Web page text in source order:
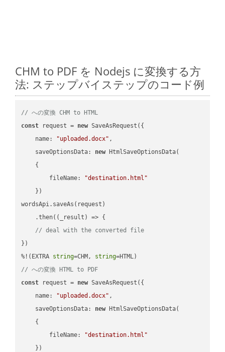
CHM to PDF を Nodejs に変換する方
法: ステップバイステップのコード例
// への変換 CHM to HTML
const request = new SaveAsRequest({
name: "uploaded.docx" ,
saveOptionsData: new HtmlSaveOptionsData(
    {
fileName:
"destination.html"
    })
wordsApi.saveAs(request)
    .then(
( _result ) => {
// deal with the converted file
})
%!(EXTRA string=CHM, string
// への変換 HTML to PDF
const request = new SaveAsRequest({
name: "uploaded.docx" ,
saveOptionsData: new HtmlSaveOptionsData(
    {
fileName:
"destination.html"
    })